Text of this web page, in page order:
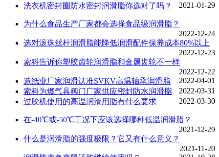
洗衣机密封圈防水密封润滑脂你选对了吗？
2021-01-29
为什么食品生产厂家都会选择食品级润滑脂？
2022-12-24
选对滚珠丝杆润滑脂能降低润滑配件保养成本80%以上
2022-12-23
索科告诉你塑胶齿轮润滑脂和金属齿轮不一样
2022-12-22
造纸业厂家润滑认准SVKV高温轴承润滑脂
2022-04-01
索科为燃气具阀门厂家供应密封防水润滑脂
2022-03-31
过胶机使用的高温润滑用脂有什么要求
2022-03-30
在-40℃或-50℃工况下应该选择哪种低温润滑脂？
2021-12-29
什么是润滑脂的强度极限？它又有什么意义？
2021-11-20